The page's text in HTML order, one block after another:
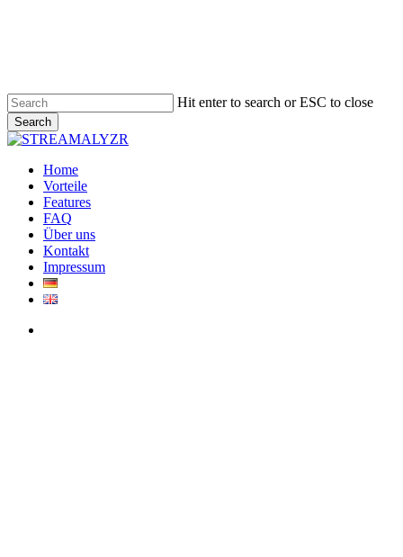
Hit enter to search or ESC to close
Search
Close
Menu
Home
Vorteile
Features
FAQ
Über uns
Kontakt
Impressum